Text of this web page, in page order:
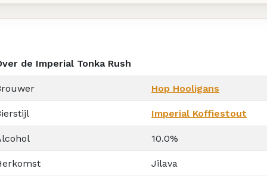
de Imperial Tonka Rush
Hop Hooligans
Imperial Koffiestout
10.0%
Jilava